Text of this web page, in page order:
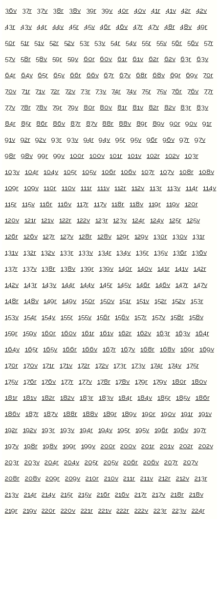
36v 37r 37v 38r 38v 39r 39v 40r 40v 41r 41v 42r 42v
43r 43v 44r 44v 45r 45v 46r 46v 47r 47v 48r 48v 49r
50r 51r 51v 52r 52v 53r 53v 54r 54v 55r 55v 56r 56v 57r
57v 58r 58v 59r 59v 60r 60v 61r 61v 62r 62v 63r 63v
64r 64v 65r 65v 66r 66v 67r 67v 68r 68v 69r 69v 70r
70v 71r 71v 72r 72v 73r 73v 74r 74v 75r 75v 76r 76v 77r
77v 78r 78v 79r 79v 80r 80v 81r 81v 82r 82v 83r 83v
84r 85r 86r 86v 87r 87v 88r 88v 89r 89v 90r 90v 91r
91v 92r 92v 93r 93v 94r 94v 95r 95v 96r 96v 97r 97v
98r 98v 99r 99v 100r 100v 101r 101v 102r 102v 103r
103v 104r 104v 105r 105v 106r 106v 107r 107v 108r 108v
109r 109v 110r 110v 111r 111v 112r 112v 113r 113v 114r 114v
115r 115v 116r 116v 117r 117v 118r 118v 119r 119v 120r
120v 121r 121v 122r 122v 123r 123v 124r 124v 125r 125v
126r 126v 127r 127v 128r 128v 129r 129v 130r 130v 131r
131v 132r 132v 133r 133v 134r 134v 135r 135v 136r 136v
137r 137v 138r 138v 139r 139v 140r 140v 141r 141v 142r
142v 143r 143v 144r 144v 145r 145v 146r 146v 147r 147v
148r 148v 149r 149v 150r 150v 151r 151v 152r 152v 153r
153v 154r 154v 155r 155v 156r 156v 157r 157v 158r 158v
159r 159v 160r 160v 161r 161v 162r 162v 163r 163v 164r
164v 165r 165v 166r 166v 167r 167v 168r 168v 169r 169v
170r 170v 171r 171v 172r 172v 173r 173v 174r 174v 175r
175v 176r 176v 177r 177v 178r 178v 179r 179v 180r 180v
181r 181v 182r 182v 183r 183v 184r 184v 185r 185v 186r
186v 187r 187v 188r 188v 189r 189v 190r 190v 191r 191v
192r 192v 193r 193v 194r 194v 195r 195v 196r 196v 197r
197v 198r 198v 199r 199v 200r 200v 201r 201v 202r 202v
203r 203v 204r 204v 205r 205v 206r 206v 207r 207v
208r 208v 209r 209v 210r 210v 211r 211v 212r 212v 213r
213v 214r 214v 215r 215v 216r 216v 217r 217v 218r 218v
219r 219v 220r 220v 221r 221v 222r 222v 223r 223v 224r